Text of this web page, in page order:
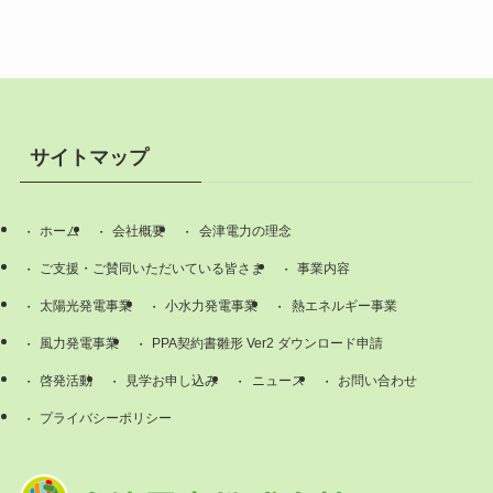
サイトマップ
ホーム 会社概要 会津電力の理念
ご支援・ご賛同いただいている皆さま 事業内容
太陽光発電事業 小水力発電事業 熱エネルギー事業
風力発電事業 PPA契約書雛形 Ver2 ダウンロード申請
啓発活動 見学お申し込み ニュース お問い合わせ
プライバシーポリシー